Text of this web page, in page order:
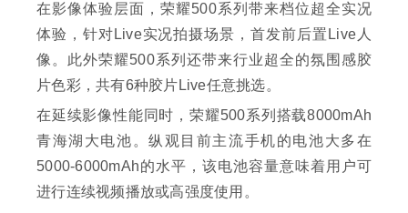
在影像体验层面，荣耀500系列带来档位超全实况
体验，针对Live实况拍摄场景，首发前后置Live人
像。此外荣耀500系列还带来行业超全的氛围感胶
片色彩，共有6种胶片Live任意挑选。
在延续影像性能同时，荣耀500系列搭载8000mAh
青海湖大电池。纵观目前主流手机的电池大多在
5000-6000mAh的水平，该电池容量意味着用户可
进行连续视频播放或高强度使用。